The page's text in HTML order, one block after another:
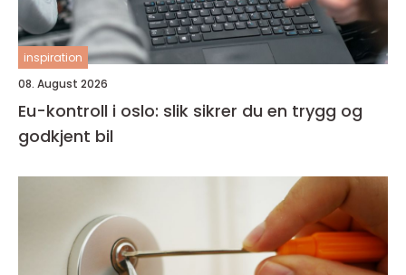
inspiration
08. August 2026
Eu-kontroll i oslo: slik sikrer du en trygg og
godkjent bil